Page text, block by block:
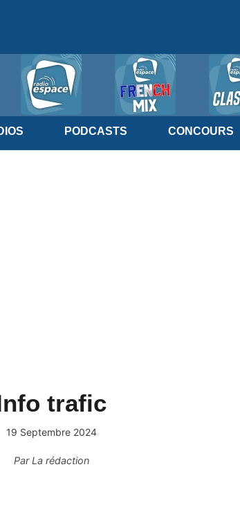
PODCASTS CONCOURS
trafic
19 Septembre 2024
ParLa rédaction